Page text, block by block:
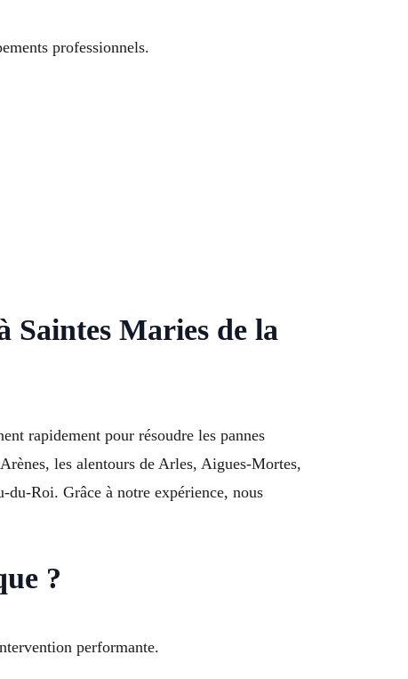
professionnels.
Saintes Maries de la
rapidement pour résoudre les pannes
les alentours de Arles, Aigues-Mortes,
Roi. Grâce à notre expérience, nous
?
performante.